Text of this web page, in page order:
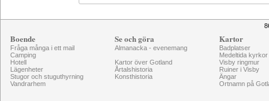
Boende
Fråga många i ett mail
Camping
Hotell
Lägenheter
Stugor och stuguthyrning
Vandrarhem
Se och göra
Almanacka - evenemang
Kartor över Gotland
Årtalshistoria
Konsthistoria
Kartor
Badplatser
Medeltida kyrkor
Visby ringmur
Ruiner i Visby
Ängar
Ortnamn på